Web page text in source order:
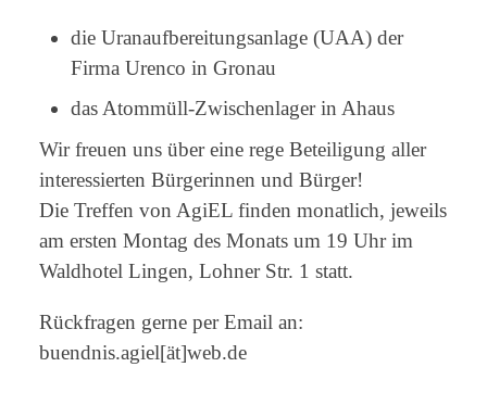
die Uranaufbereitungsanlage (UAA) der
Firma Urenco in Gronau
das Atommüll-Zwischenlager in Ahaus
Wir freuen uns über eine rege Beteiligung aller
interessierten Bürgerinnen und Bürger!
Die Treffen von AgiEL finden monatlich, jeweils
am ersten Montag des Monats um 19 Uhr im
Waldhotel Lingen, Lohner Str. 1 statt.
Rückfragen gerne per Email an:
buendnis.agiel[ät]web.de